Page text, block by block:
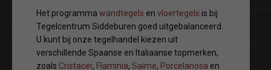
Het programma wandtegels en vloertegels is bij
Tegelcentrum Siddeburen goed uitgebalanceerd.
U kunt bij onze tegelhandel kiezen uit
verschillende Spaanse en Italiaanse topmerken,
zoals Cristacer, Flaminia, Saime, Porcelanosa en